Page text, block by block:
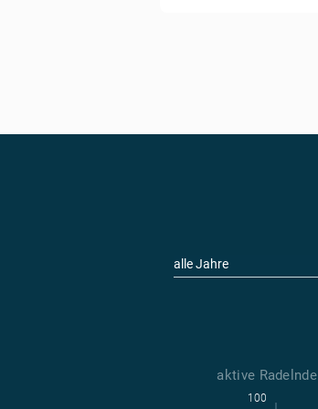
alle Jahre
aktive Radelnde
100